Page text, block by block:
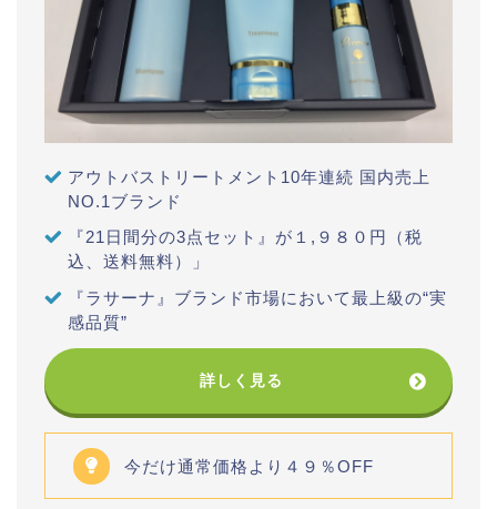
アウトバストリートメント10年連続 国内売上
NO.1ブランド
『21日間分の3点セット』が１,９８０円（税
込、送料無料）」
『ラサーナ』ブランド市場において最上級の“実
感品質”
詳しく見る
今だけ通常価格より４９％OFF
ホーム